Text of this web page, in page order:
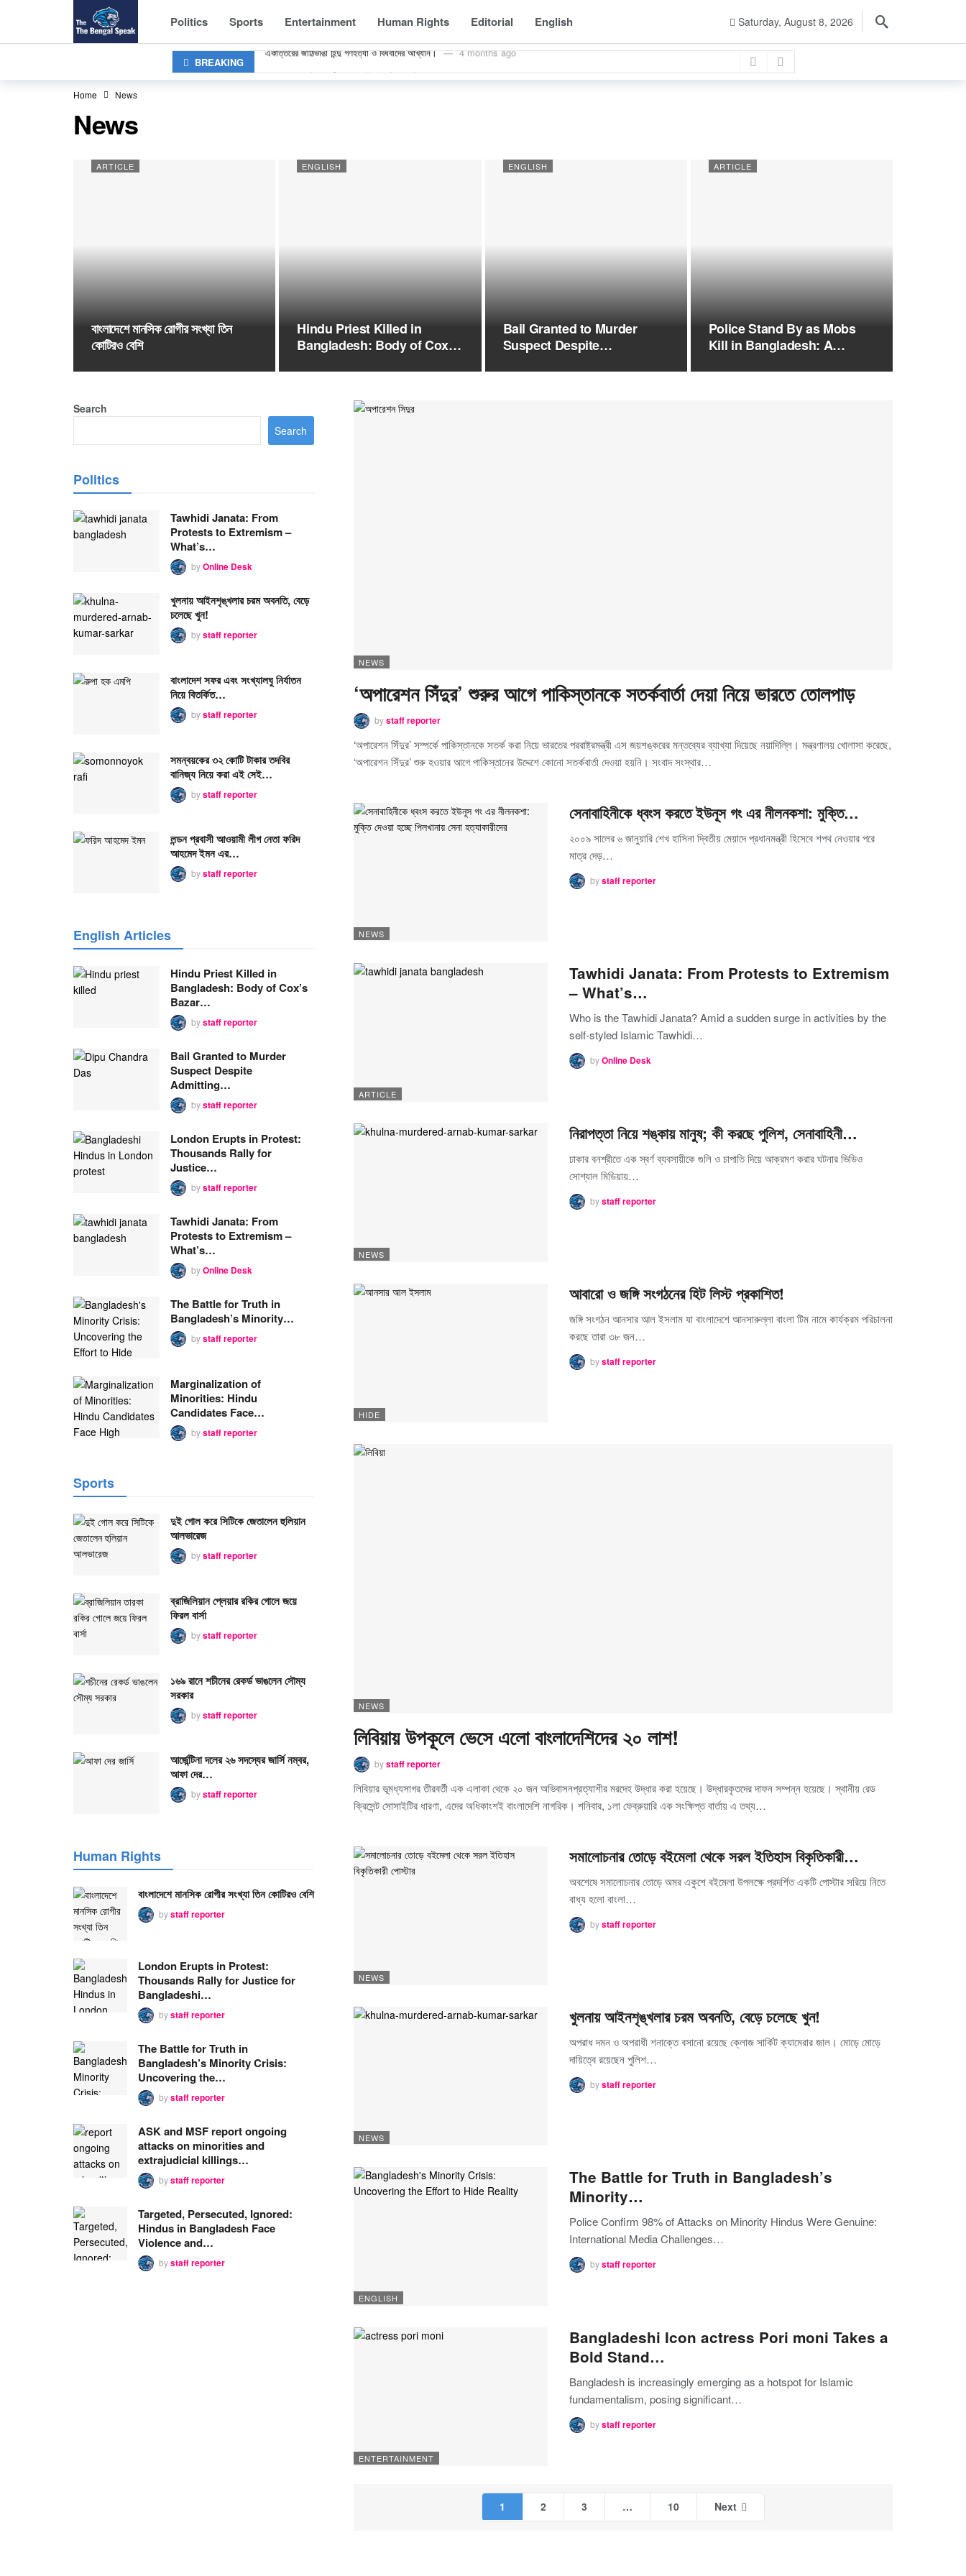
Politics Sports Entertainment Human Rights Editorial English Saturday, August 8, 2026
BREAKING
1,611 Militants at Large in Bangladesh: Intelligence Alert on Terrorist Reorganization 2026
বাংলাদেশে মানসিক রোগীর সংখ্যা তিন কোটিরও বেশি
London Erupts in Protest: Thousands Rally for Justice for Bangladeshi Hindus
Home News
News
ARTICLE
বাংলাদেশে মানসিক রোগীর সংখ্যা তিন
কোটিরও বেশি
ENGLISH
Hindu Priest Killed in
Bangladesh: Body of Cox’s
ENGLISH
Bail Granted to Murder
Suspect Despite
ARTICLE
Police Stand By as Mobs
Kill in Bangladesh: A
NEWS
‘অপারেশন সিঁদুর’ শুরুর আগে পাকিস্তানকে সতর্কবার্তা দেয়া নিয়ে ভারতে তোলপাড়
bystaff reporter
‘অপারেশন সিঁদুর’ সম্পর্কে পাকিস্তানকে সতর্ক করা নিয়ে ভারতের পররাষ্ট্রমন্ত্রী এস জয়শঙ্করের মন্তব্যের ব্যাখ্যা দিয়েছে নয়াদিল্লি। মন্ত্রণালয় খোলাসা করেছে,
‘অপারেশন সিঁদুর’ শুরু হওয়ার আগে পাকিস্তানের উদ্দেশে কোনো সতর্কবার্তা দেওয়া হয়নি। সংবাদ সংস্থার…
NEWS
সেনাবাহিনীকে ধ্বংস করতে ইউনূস গং এর নীলনকশা: মুক্তি…
২০০৯ সালের ৬ জানুয়ারি শেখ হাসিনা দ্বিতীয় মেয়াদে প্রধানমন্ত্রী হিসেবে শপথ নেওয়ার পরে
মাত্র দেড়…
bystaff reporter
ARTICLE
Tawhidi Janata: From Protests to Extremism
– What’s…
Who is the Tawhidi Janata? Amid a sudden surge in activities by the
self-styled Islamic Tawhidi…
byOnline Desk
NEWS
নিরাপত্তা নিয়ে শঙ্কায় মানুষ; কী করছে পুলিশ, সেনাবাহিনী…
ঢাকার বনশ্রীতে এক স্বর্ণ ব্যবসায়ীকে গুলি ও চাপাতি দিয়ে আক্রমণ করার ঘটনার ভিডিও
সোশ্যাল মিডিয়ায়…
bystaff reporter
HIDE
আবারো ও জঙ্গি সংগঠনের হিট লিস্ট প্রকাশিত!
জঙ্গি সংগঠন আনসার আল ইসলাম যা বাংলাদেশে আনসারুল্লা বাংলা টিম নামে কার্যক্রম পরিচালনা
করছে তারা ৩৮ জন…
bystaff reporter
NEWS
লিবিয়ায় উপকূলে ভেসে এলো বাংলাদেশিদের ২০ লাশ!
bystaff reporter
লিবিয়ার ভূমধ্যসাগর তীরবর্তী এক এলাকা থেকে ২০ জন অভিবাসনপ্রত্যাশীর মরদেহ উদ্ধার করা হয়েছে। উদ্ধারকৃতদের দাফন সম্পন্ন হয়েছে। স্থানীয় রেড
ক্রিসেন্ট সোসাইটির ধারণা, এদের অধিকাংশই বাংলাদেশি নাগরিক। শনিবার, ১লা ফেব্রুয়ারি এক সংক্ষিপ্ত বার্তায় এ তথ্য…
NEWS
সমালোচনার তোড়ে বইমেলা থেকে সরল ইতিহাস বিকৃতিকারী…
অবশেষে সমালোচনার তোড়ে অমর একুশে বইমেলা উপলক্ষে প্রদর্শিত একটি পোস্টার সরিয়ে নিতে
বাধ্য হলো বাংলা…
bystaff reporter
NEWS
খুলনায় আইনশৃঙ্খলার চরম অবনতি, বেড়ে চলেছে খুন!
অপরাধ দমন ও অপরাধী শনাক্তে বসানো রয়েছে ক্লোজ সার্কিট ক্যামেরার জাল। মোড়ে মোড়ে
দায়িত্বে রয়েছেন পুলিশ…
bystaff reporter
ENGLISH
The Battle for Truth in Bangladesh’s
Minority…
Police Confirm 98% of Attacks on Minority Hindus Were Genuine:
International Media Challenges…
bystaff reporter
ENTERTAINMENT
Bangladeshi Icon actress Pori moni Takes a
Bold Stand…
Bangladesh is increasingly emerging as a hotspot for Islamic
fundamentalism, posing significant…
bystaff reporter
1 2 3 … 10 Next
Search
Search
Politics
Tawhidi Janata: From
Protests to Extremism –
What’s…
byOnline Desk
খুলনায় আইনশৃঙ্খলার চরম অবনতি, বেড়ে
চলেছে খুন!
bystaff reporter
বাংলাদেশ সফর এবং সংখ্যালঘু নির্যাতন
নিয়ে বিতর্কিত…
bystaff reporter
সমন্বয়কের ৩২ কোটি টাকার তদবির
বানিজ্য নিয়ে করা এই সেই…
bystaff reporter
লন্ডন প্রবাসী আওয়ামী লীগ নেতা ফরিদ
আহমেদ ইমন এর…
bystaff reporter
English Articles
Hindu Priest Killed in
Bangladesh: Body of Cox’s
Bazar…
bystaff reporter
Bail Granted to Murder
Suspect Despite
Admitting…
bystaff reporter
London Erupts in Protest:
Thousands Rally for
Justice…
bystaff reporter
Tawhidi Janata: From
Protests to Extremism –
What’s…
byOnline Desk
The Battle for Truth in
Bangladesh’s Minority…
bystaff reporter
Marginalization of
Minorities: Hindu
Candidates Face…
bystaff reporter
Sports
দুই গোল করে সিটিকে জেতালেন হুলিয়ান
আলভারেজ
bystaff reporter
ব্রাজিলিয়ান প্লেয়ার রকির গোলে জয়ে
ফিরল বার্সা
bystaff reporter
১৬৯ রানে শচীনের রেকর্ড ভাঙলেন সৌম্য
সরকার
bystaff reporter
আর্জেন্টিনা দলের ২৬ সদস্যের জার্সি নম্বর,
আফা দের…
bystaff reporter
Human Rights
বাংলাদেশে মানসিক রোগীর সংখ্যা তিন কোটিরও বেশি
bystaff reporter
London Erupts in Protest:
Thousands Rally for Justice for
Bangladeshi…
bystaff reporter
The Battle for Truth in
Bangladesh’s Minority Crisis:
Uncovering the…
bystaff reporter
ASK and MSF report ongoing
attacks on minorities and
extrajudicial killings…
bystaff reporter
Targeted, Persecuted, Ignored:
Hindus in Bangladesh Face
Violence and…
bystaff reporter